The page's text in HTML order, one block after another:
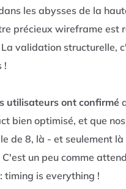
les abysses de la
précieux wireframe est
validation structurelle,
!
utilisateurs ont confirmé
bien optimisé, et que
de 8, là - et seulement
un peu comme
timing is everything !